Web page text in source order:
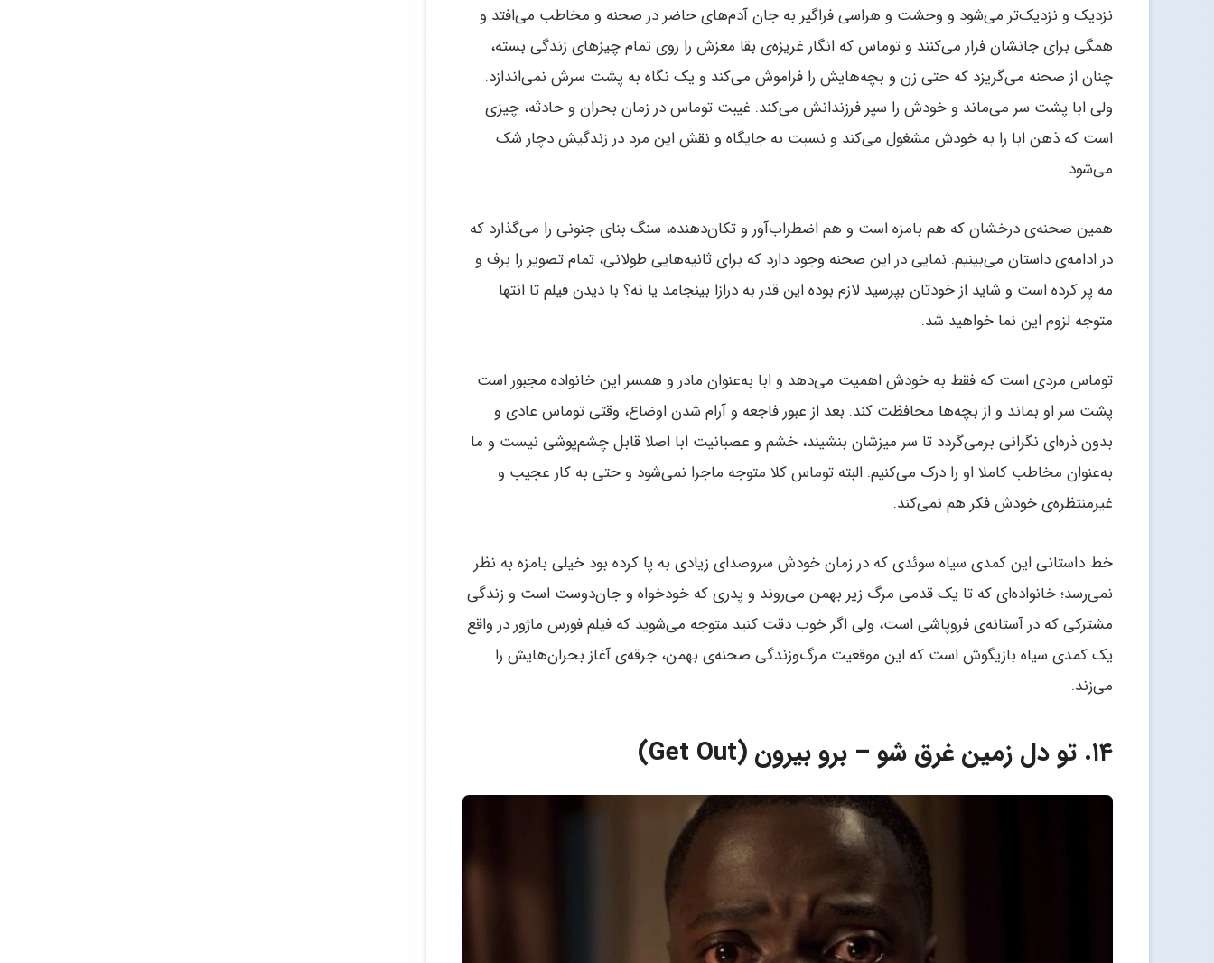
نزدیک‌ و نزدیک‌تر می‌شود و وحشت و هراسی فراگیر به جان آدم‌های حاضر در صحنه و مخاطب می‌افتد و
همگی برای جانشان فرار می‌کنند و توماس که انگار غریزه‌ی بقا مغزش را روی تمام چیزهای زندگی بسته،
چنان از صحنه می‌گریزد که حتی زن و بچه‌هایش را فراموش می‌کند و یک نگاه به پشت سرش نمی‌اندازد.
ولی ابا پشت سر می‌ماند و خودش را سپر فرزندانش می‌کند. غیبت توماس در زمان بحران و حادثه، چیزی
است که ذهن ابا را به خودش مشغول می‌کند و نسبت به جایگاه و نقش این مرد در زندگیش دچار شک
می‌شود.
همین صحنه‌ی درخشان که هم بامزه است و هم اضطراب‌آور و تکان‌دهنده، سنگ بنای جنونی را می‌گذارد که
در ادامه‌ی داستان می‌بینیم. نمایی در این صحنه وجود دارد که برای ثانیه‌هایی طولانی، تمام تصویر را برف و
مه پر کرده است و شاید از خودتان بپرسید لازم بوده این قدر به درازا بینجامد یا نه؟ با دیدن فیلم تا انتها
متوجه لزوم این نما خواهید شد.
توماس مردی است که فقط به خودش اهمیت می‌دهد و ابا به‌عنوان مادر و همسر این خانواده مجبور است
پشت سر او بماند و از بچه‌ها محافظت کند. بعد از عبور فاجعه و آرام شدن اوضاع، وقتی توماس عادی و
بدون ذره‌ای نگرانی برمی‌گردد تا سر میزشان بنشیند، خشم و عصبانیت ابا اصلا قابل چشم‌پوشی نیست و ما
به‌عنوان مخاطب کاملا او را درک می‌کنیم. البته توماس کلا متوجه ماجرا نمی‌شود و حتی به کار عجیب و
غیرمنتظره‌ی خودش فکر هم نمی‌کند.
خط داستانی این کمدی سیاه سوئدی که در زمان خودش سروصدای زیادی به پا کرده بود خیلی بامزه به نظر
نمی‌رسد؛ خانواده‌ای که تا یک قدمی مرگ زیر بهمن می‌روند و پدری که خودخواه و جان‌دوست است و زندگی
مشترکی که در آستانه‌ی فروپاشی است، ولی اگر خوب دقت کنید متوجه می‌شوید که فیلم فورس ماژور در واقع
یک کمدی سیاه بازیگوش است که این موقعیت مرگ‌وزندگی صحنه‌ی بهمن، جرقه‌ی آغاز بحران‌هایش را
می‌زند.
۱۴. تو دل زمین غرق شو – برو بیرون (Get Out)